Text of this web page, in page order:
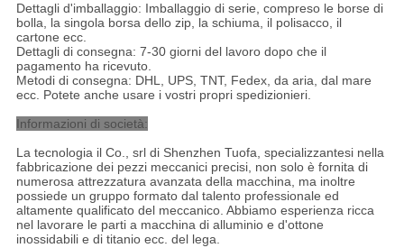
Dettagli d'imballaggio: Imballaggio di serie, compreso le borse di
bolla, la singola borsa dello zip, la schiuma, il polisacco, il
cartone ecc.
Dettagli di consegna: 7-30 giorni del lavoro dopo che il
pagamento ha ricevuto.
Metodi di consegna: DHL, UPS, TNT, Fedex, da aria, dal mare
ecc. Potete anche usare i vostri propri spedizionieri.
Informazioni di società:
La tecnologia il Co., srl di Shenzhen Tuofa, specializzantesi nella
fabbricazione dei pezzi meccanici precisi, non solo è fornita di
numerosa attrezzatura avanzata della macchina, ma inoltre
possiede un gruppo formato dal talento professionale ed
altamente qualificato del meccanico. Abbiamo esperienza ricca
nel lavorare le parti a macchina di alluminio e d'ottone
inossidabili e di titanio ecc. del lega.